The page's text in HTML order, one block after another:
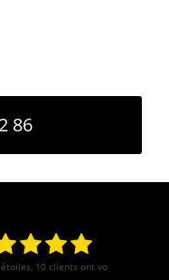
86
étoiles, 10 clients ont votés